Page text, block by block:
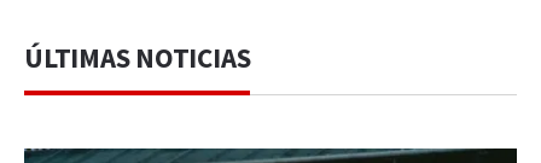
ÚLTIMAS NOTICIAS